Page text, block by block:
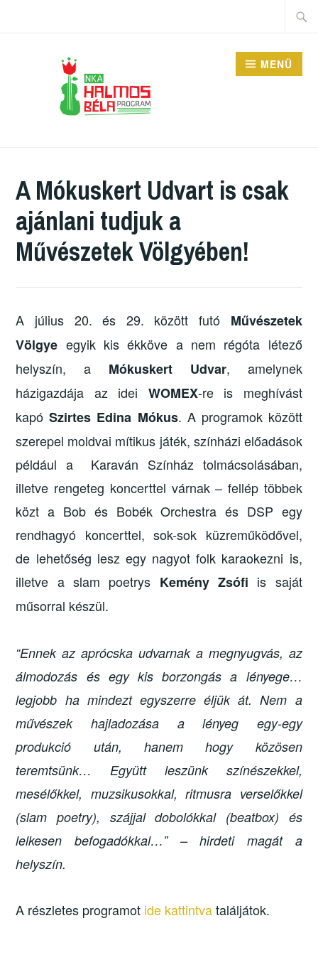
PROGRAM
MENÜ
A Mókuskert Udvart is csak
ajánlani tudjuk a
Művészetek Völgyében!
A július 20. és 29. között futó Művészetek
Völgye egyik kis ékköve a nem régóta létező
helyszín, a Mókuskert Udvar, amelynek
házigazdája az idei WOMEX-re is meghívást
kapóSzirtes Edina Mókus. A programok között
szerepel moldvai mítikus játék, színházi előadások
például a Karaván Színház tolmácsolásában,
illetve rengeteg koncerttel várnak – fellép többek
közt a Bob és Bobék Orchestra és DSP egy
rendhagyó koncerttel, sok-sok küzreműködővel,
de lehetőség lesz egy nagyot folk karaokezni is,
illetve a slam poetrys Kemény Zsófi is saját
műsorral készül.
“Ennek az aprócska udvarnak a megnyugvás, az
álmodozás és egy kis borzongás a lényege…
legjobb ha mindezt egyszerre éljük át. Nem a
művészek hajladozása a lényeg egy-egy
produkció után, hanem hogy közösen
teremtsünk… Együtt leszünk színészekkel,
mesélőkkel, muzsikusokkal, ritmusra verselőkkel
(slam poetry), szájjal dobolókkal (beatbox) és
lelkesen befogadókkal…” – hirdeti magát a
helyszín.
A részletes programot ide kattintvataláljátok.